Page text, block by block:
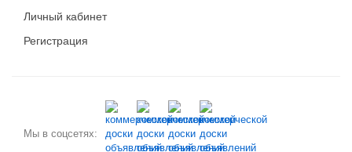
Личный кабинет
Регистрация
Мы в соцсетях: